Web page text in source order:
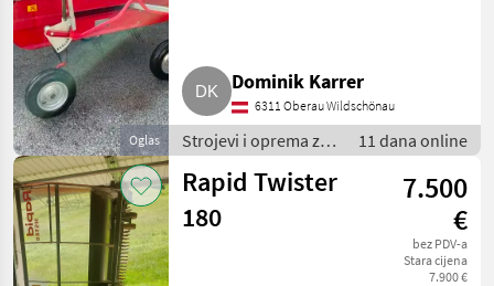
Oglas
Dominik Karrer
6311 Oberau Wildschönau
Strojevi i oprema za
travu i baliranje /
Brdski strojevi
11 dana online
Rapid Twister
180
7.500
€
bez PDV-a
Stara cijena
7.900 €